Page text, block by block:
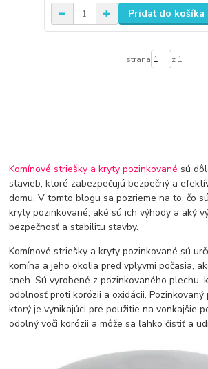
Pridať do košíka
strana z 1
Komínové striešky a kryty pozinkované sú
stavieb, ktoré zabezpečujú bezpečný a
domu. V tomto blogu sa pozrieme na to, čo
kryty pozinkované, aké sú ich výhody a aký
bezpečnosť a stabilitu stavby.
Komínové striešky a kryty pozinkované sú
komína a jeho okolia pred vplyvmi počasia,
sneh. Sú vyrobené z pozinkovaného plechu,
odolnosť proti korózii a oxidácii. Pozinkovaný
ktorý je vynikajúci pre použitie na vonkajšie
odolný voči korózii a môže sa ľahko čistiť a